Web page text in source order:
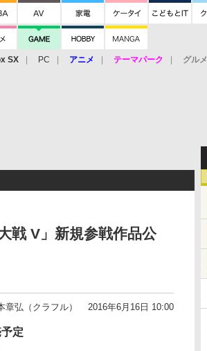
SX PC アニメ テーマパーク グルメ
戦 V」新規参戦作品公
章弘（クラフル） 2016年6月16日 10:00
定